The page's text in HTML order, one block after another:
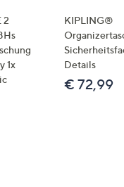
2
1x
KIPLING®
Details
€ 72,99